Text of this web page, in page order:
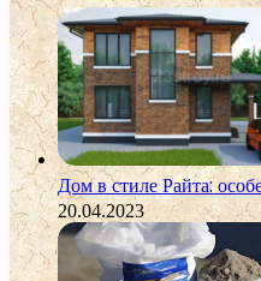
Дом в стиле Райта:
20.04.2023